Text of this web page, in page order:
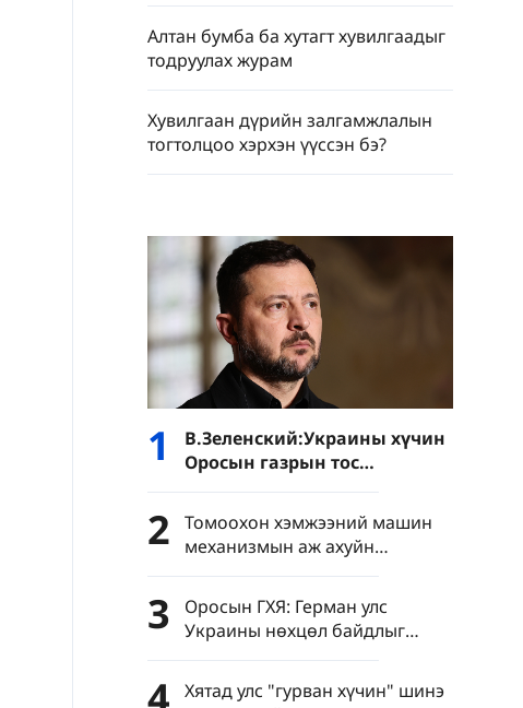
Алтан бумба ба хутагт хувилгаадыг
тодруулах журам
Хувилгаан дүрийн залгамжлалын
тогтолцоо хэрхэн үүссэн бэ?
1
В.Зеленский:Украины хүчин
Оросын газрын тос
боловсруулах үйлдвэрүүд
болон Хар тэнгисийн хөлөг
онгоцнуудад цохилт өгчээ
2
Томоохон хэмжээний машин
механизмын аж ахуйн
нэгжүүдийн нэмүү өртөг 6.4
хувиар өсөв
3
Оросын ГХЯ: Герман улс
Украины нөхцөл байдлыг
хурцатгаж байна
Хятад улс "гурван хүчин" шинэ